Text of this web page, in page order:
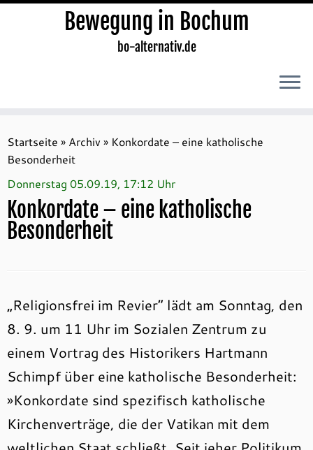
Inhalt
springen
Bewegung in Bochum
bo-alternativ.de
Startseite » Archiv » Konkordate – eine katholische
Besonderheit
Donnerstag 05.09.19, 17:12 Uhr
Konkordate – eine katholische
Besonderheit
„Religionsfrei im Revier“ lädt am Sonntag, den
8. 9. um 11 Uhr im Sozialen Zentrum zu
einem Vortrag des Historikers Hartmann
Schimpf über eine katholische Besonderheit:
»Konkordate sind spezifisch katholische
Kirchenverträge, die der Vatikan mit dem